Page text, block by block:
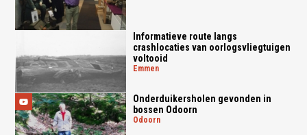
Informatieve route langs
crashlocaties van oorlogsvliegtuigen
voltooid
emmen
Onderduikersholen gevonden in
bossen Odoorn
odoorn